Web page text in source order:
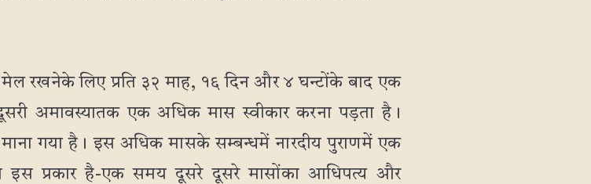
मेल रखनेके लिए प्रति ३२ माह, १६ दिन और ४ घन्टोंके बाद एक
अमावस्यातक एक अधिक मास स्वीकार करना पड़ता है।
गया है। इस अधिक मासके सम्बन्धमें नारदीय पुराणमें एक
इस प्रकार है-एक समय दूसरे दूसरे मासोंका आधिपत्य और